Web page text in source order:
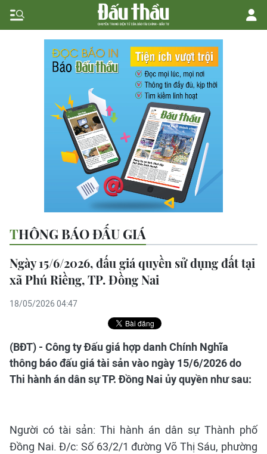
THÔNG BÁO ĐẤU GIÁ
Ngày 15/6/2026, đấu giá quyền sử dụng đất tại
xã Phú Riềng, TP. Đồng Nai
18/05/2026 04:47
(BĐT) - Công ty Đấu giá hợp danh Chính Nghĩa
thông báo đấu giá tài sản vào ngày 15/6/2026 do
Thi hành án dân sự TP. Đồng Nai ủy quyền như sau:
Người có tài sản: Thi hành án dân sự Thành phố
Đồng Nai. Đ/c: Số 63/2/1 đường Võ Thị Sáu, phường